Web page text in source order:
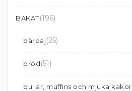
BAKAT(196)
bärpaj(25)
bröd(51)
bullar, muffins och mjuka kakor